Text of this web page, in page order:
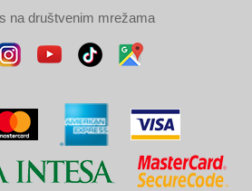
na društvenim mrežama